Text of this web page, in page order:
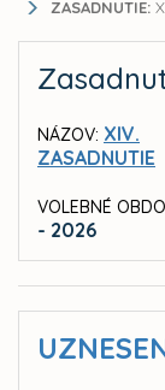
ZASADNUTIE:
NÁZOV: XIV.
ZASADNUTIE
VOLEBNÉ
- 2026